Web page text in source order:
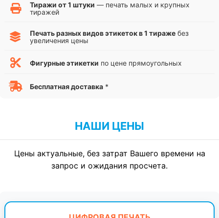
Тиражи от 1 штуки — печать малых и крупных
тиражей
Печать разных видов этикеток в 1 тираже без
увеличения цены
Фигурные этикетки по цене прямоугольных
Бесплатная доставка *
НАШИ ЦЕНЫ
Цены актуальные, без затрат Вашего времени на
запрос и ожидания просчета.